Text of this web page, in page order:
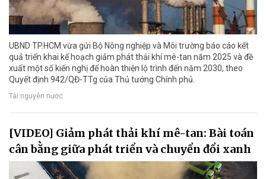
UBND TP.HCM vừa gửi Bộ Nông nghiệp và Môi trường báo cáo kết
quả triển khai kế hoạch giảm phát thải khí mê-tan năm 2025 và đề
xuất một số kiến nghị để hoàn thiện lộ trình đến năm 2030, theo
Quyết định 942/QĐ-TTg của Thủ tướng Chính phủ.
Tài nguyên nước
[VIDEO] Giảm phát thải khí mê-tan: Bài toán
cân bằng giữa phát triển và chuyển đổi xanh